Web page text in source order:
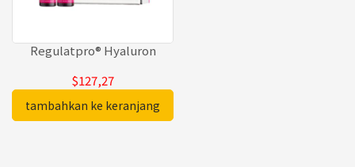
Regulatpro® Hyaluron
$127,27
tambahkan ke keranjang